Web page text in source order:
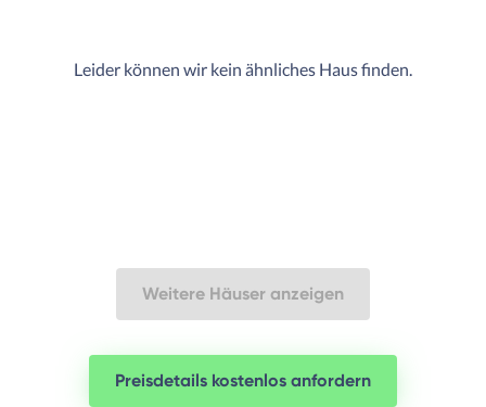
Leider können wir kein ähnliches Haus finden.
Weitere Häuser anzeigen
Preisdetails kostenlos anfordern